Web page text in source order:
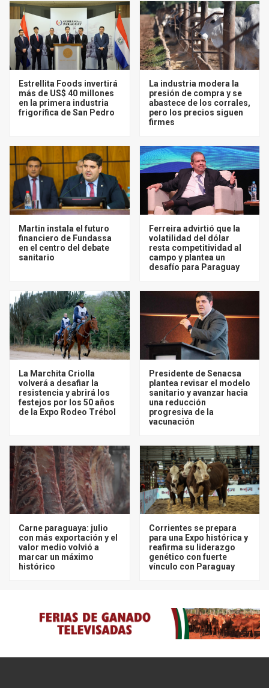
Estrellita Foods invertirá
más de US$ 40 millones
en la primera industria
frigorífica de San Pedro
La industria modera la
presión de compra y se
abastece de los corrales,
pero los precios siguen
firmes
Martin instala el futuro
financiero de Fundassa
en el centro del debate
sanitario
Ferreira advirtió que la
volatilidad del dólar
resta competitividad al
campo y plantea un
desafío para Paraguay
La Marchita Criolla
volverá a desafiar la
resistencia y abrirá los
festejos por los 50 años
de la Expo Rodeo Trébol
Presidente de Senacsa
plantea revisar el modelo
sanitario y avanzar hacia
una reducción
progresiva de la
vacunación
Carne paraguaya: julio
con más exportación y el
valor medio volvió a
marcar un máximo
histórico
Corrientes se prepara
para una Expo histórica y
reafirma su liderazgo
genético con fuerte
vínculo con Paraguay